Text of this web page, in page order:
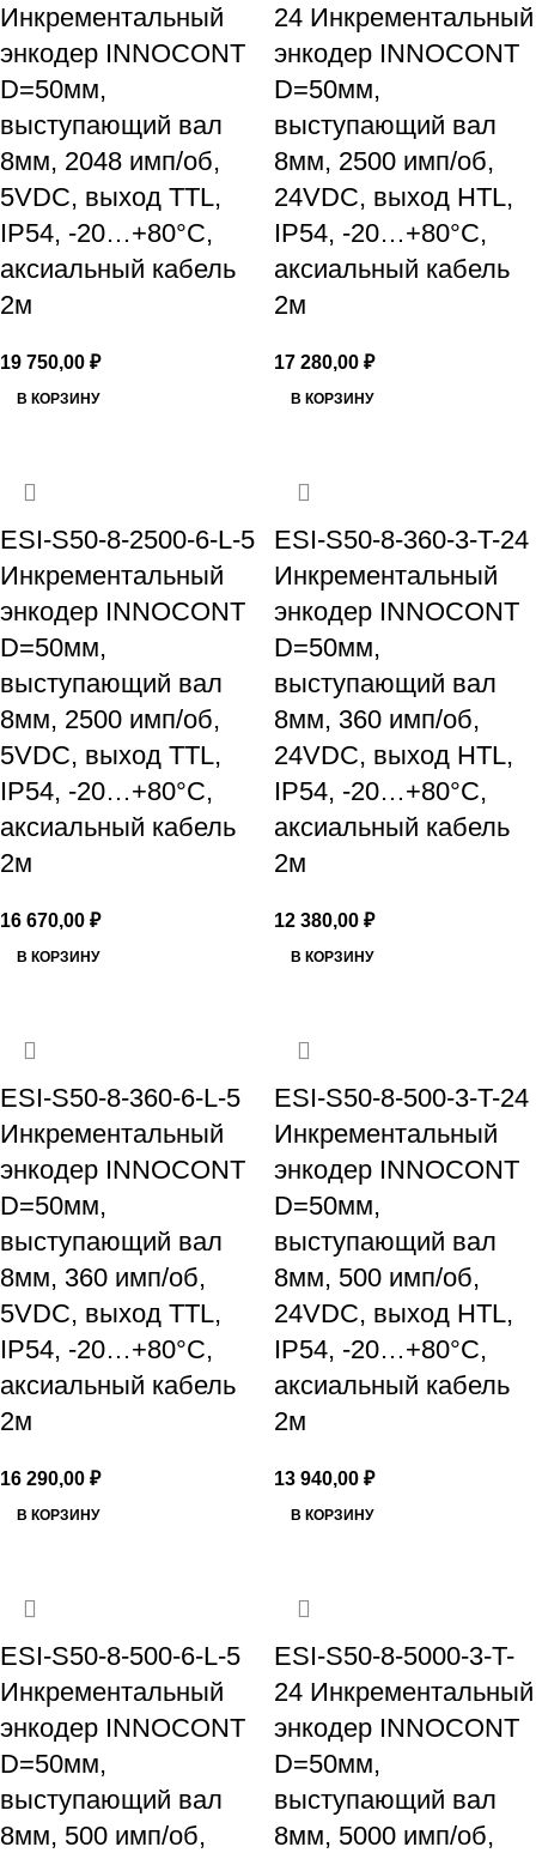
Инкрементальный
энкодер INNOCONT
D=50мм,
выступающий вал
8мм, 2048 имп/об,
5VDC, выход TTL,
IP54, -20…+80°C,
аксиальный кабель
2м
19 750,00 ₽
В КОРЗИНУ
24 Инкрементальный
энкодер INNOCONT
D=50мм,
выступающий вал
8мм, 2500 имп/об,
24VDC, выход HTL,
IP54, -20…+80°C,
аксиальный кабель
2м
17 280,00 ₽
В КОРЗИНУ
ESI-S50-8-2500-6-L-5
Инкрементальный
энкодер INNOCONT
D=50мм,
выступающий вал
8мм, 2500 имп/об,
5VDC, выход TTL,
IP54, -20…+80°C,
аксиальный кабель
2м
16 670,00 ₽
В КОРЗИНУ
ESI-S50-8-360-3-T-24
Инкрементальный
энкодер INNOCONT
D=50мм,
выступающий вал
8мм, 360 имп/об,
24VDC, выход HTL,
IP54, -20…+80°C,
аксиальный кабель
2м
12 380,00 ₽
В КОРЗИНУ
ESI-S50-8-360-6-L-5
Инкрементальный
энкодер INNOCONT
D=50мм,
выступающий вал
8мм, 360 имп/об,
5VDC, выход TTL,
IP54, -20…+80°C,
аксиальный кабель
2м
16 290,00 ₽
В КОРЗИНУ
ESI-S50-8-500-3-T-24
Инкрементальный
энкодер INNOCONT
D=50мм,
выступающий вал
8мм, 500 имп/об,
24VDC, выход HTL,
IP54, -20…+80°C,
аксиальный кабель
2м
13 940,00 ₽
В КОРЗИНУ
ESI-S50-8-500-6-L-5
Инкрементальный
энкодер INNOCONT
D=50мм,
выступающий вал
8мм, 500 имп/об,
ESI-S50-8-5000-3-T-
24 Инкрементальный
энкодер INNOCONT
D=50мм,
выступающий вал
8мм, 5000 имп/об,